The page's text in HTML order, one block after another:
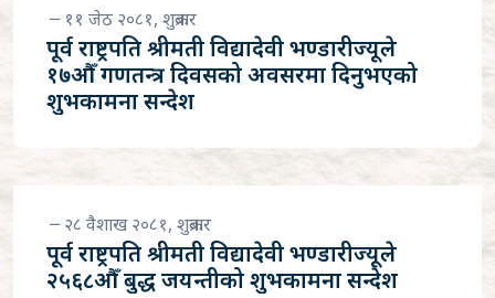
११ जेठ २०८१, शुक्रबार
पूर्व राष्ट्रपति श्रीमती विद्यादेवी भण्डारीज्यूले
१७औँ गणतन्त्र दिवसको अवसरमा दिनुभएको
शुभकामना सन्देश
२८ वैशाख २०८१, शुक्रबार
पूर्व राष्ट्रपति श्रीमती विद्यादेवी भण्डारीज्यूले
२५६८औँ बुद्ध जयन्तीको शुभकामना सन्देश